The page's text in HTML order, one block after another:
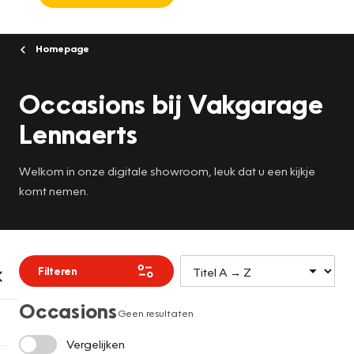
Homepage
Occasions bij Vakgarage
Lennaerts
Welkom in onze digitale showroom, leuk dat u een kijkje
komt nemen.
Filteren
OccasionsGeen resultaten
Vergelijken